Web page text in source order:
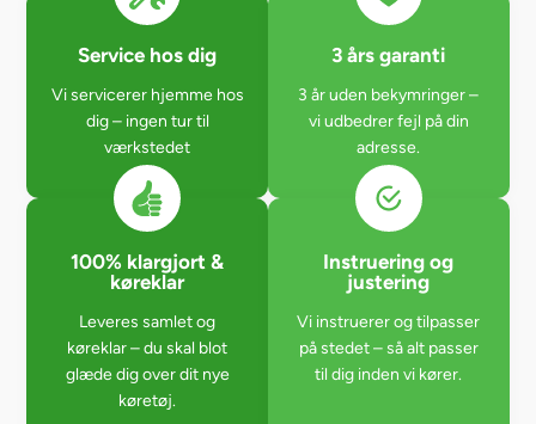
Service hos dig
Vi servicerer hjemme hos
dig – ingen tur til
værkstedet
3 års garanti
3 år uden bekymringer –
vi udbedrer fejl på din
adresse.
100% klargjort &
køreklar
Leveres samlet og
køreklar – du skal blot
glæde dig over dit nye
køretøj.
Instruering og
justering
Vi instruerer og tilpasser
på stedet – så alt passer
til dig inden vi kører.